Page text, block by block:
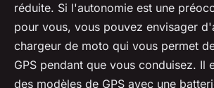
réduite. Si l'autonomie est une
pour vous, vous pouvez envisager
chargeur de moto qui vous permet
GPS pendant que vous conduisez. Il
des modèles de GPS avec une